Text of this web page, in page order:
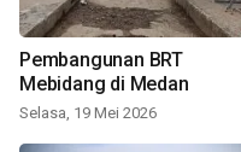
Pembangunan BRT
Mebidang di Medan
Selasa, 19 Mei 2026